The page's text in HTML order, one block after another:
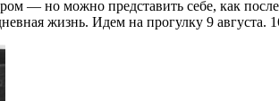
— но можно представить себе, как
жизнь. Идем на прогулку 9 августа.